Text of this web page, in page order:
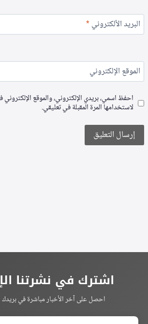
البريد الألكتروني*
الموقع الإلكتروني
احفظ اسمي، بريدي الإلكتروني، والموقع
لاستخدامها المرة المقبلة في تعليقي.
اشترك في نشرتنا
احصل على آخر الأخبار مباشرة في بريدك